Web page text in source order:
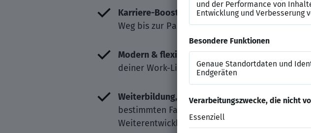
Karriere-Boost & Perspektive:Arbeite bei
Weg bis zur Partnerposition zu gehen.
Modern & flexibel:Nutze den hohen Remote-
deiner Work-Life-Balance gerecht wird.
Weiterbildung, die rockt:Egal ob
bestimmten Fachbereich des Steuerrechts –
Weiterentwicklung.